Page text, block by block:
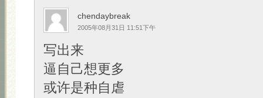
chendaybreak
2005年08月31日 11:51下午
写出来
逼自己想更多
或许是种自虐